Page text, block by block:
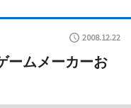
2008.12.22
ームメーカーお